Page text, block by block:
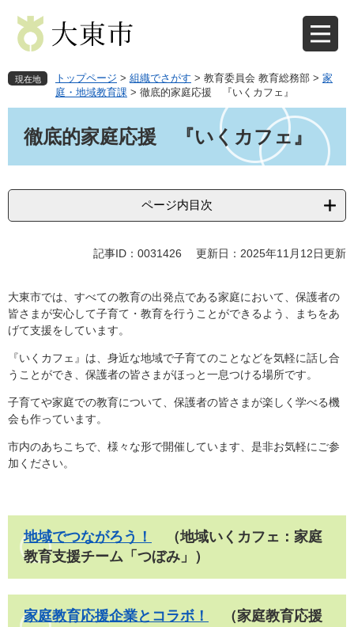
先
で
を
ば
へ
現在地 トップページ > 組織でさがす > 教育委員会 教育総務部 > 家
庭・地域教育課 > 徹底的家庭応援 『いくカフェ』
徹底的家庭応援 『いくカフェ』
ページ内目次
記事ID：0031426 更新日：2025年11月12日更新
大東市では、すべての教育の出発点である家庭において、保護者の
皆さまが安心して子育て・教育を行うことができるよう、まちをあ
げて支援をしています。
『いくカフェ』は、身近な地域で子育てのことなどを気軽に話し合
うことができ、保護者の皆さまがほっと一息つける場所です。
子育てや家庭での教育について、保護者の皆さまが楽しく学べる機
会も作っています。
市内のあちこちで、様々な形で開催しています、是非お気軽にご参
加ください。
地域でつながろう！
（地域いくカフェ：家庭
教育支援チーム「つぼみ」）
家庭教育応援企業とコラボ！
（家庭教育応援